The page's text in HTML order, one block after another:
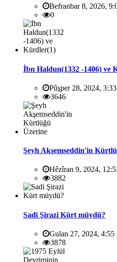
Befranbar 8, 2026,
0
İbn Haldun(1332 -1406) ve
Pûşper 28, 2024, 3:33
3646
Şeyh Akşemseddin'in
Hêzîran 9, 2024,
3882
Sadi Şirazi Kürt müydü?
Gulan 27, 2024, 4:55
3878